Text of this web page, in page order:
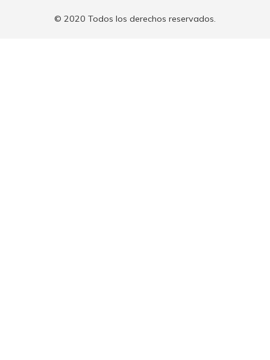
© 2020 Todos los derechos reservados.